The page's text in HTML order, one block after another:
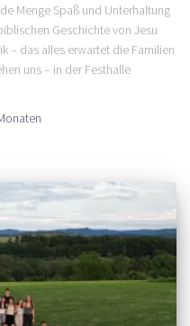
Menge Spaß und Unterhaltung
Geschichte von Jesu
– das alles erwartet die Familien
uns – in der Festhalle